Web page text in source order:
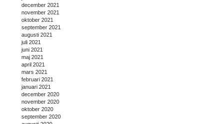
december 2021
november 2021
oktober 2021
september 2021
augusti 2021
juli 2021
juni 2021
maj 2021
april 2021
mars 2021
februari 2021
januari 2021
december 2020
november 2020
oktober 2020
september 2020